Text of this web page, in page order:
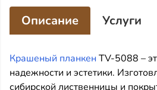
Описание Услуги
Крашеный планкенTV-5088 –
надежности и эстетики.
сибирской лиственницы и